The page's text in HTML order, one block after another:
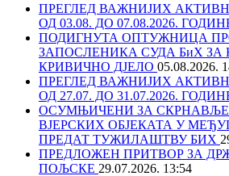
ПРЕГЛЕД ВАЖНИЈИХ
ОД 03.08. ДО 07.08.2026.
ПОДИГНУТА ОПТУЖНИЦА
ЗАПОСЛЕНИКА СУДА БиХ ЗА
КРИВИЧНО ДЈЕЛО 05.08.2026.
ПРЕГЛЕД ВАЖНИЈИХ
ОД 27.07. ДО 31.07.2026.
ОСУМЊИЧЕНИ ЗА
ВЈЕРСКИХ ОБЈЕКАТА У
ПРЕДАТ ТУЖИЛАШТВУ БИХ
ПРЕДЛОЖЕН ПРИТВОР ЗА
ПОЉСКЕ 29.07.2026. 13:54